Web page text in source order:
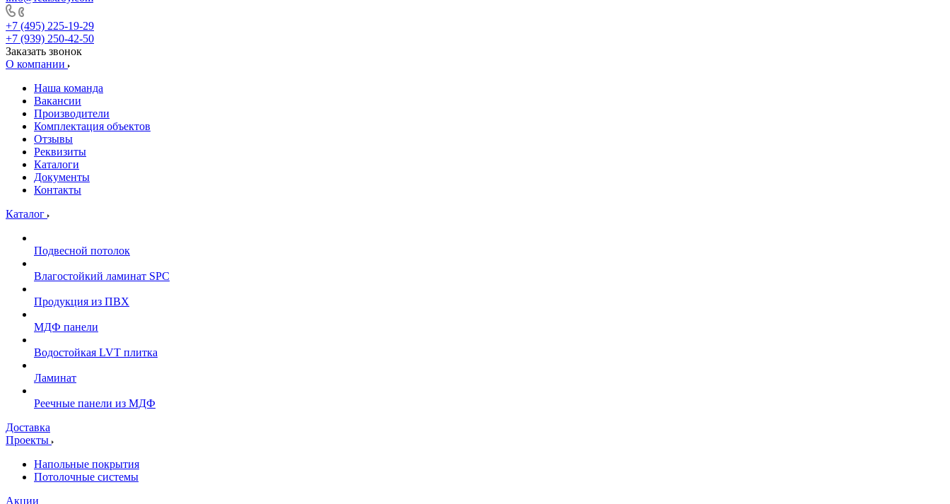
+7 (495) 225-19-29
+7 (939) 250-42-50
Заказать звонок
О компании
Наша команда
Вакансии
Производители
Комплектация объектов
Отзывы
Реквизиты
Каталоги
Документы
Контакты
Каталог
Подвесной потолок
Влагостойкий ламинат SPC
Продукция из ПВХ
МДФ панели
Водостойкая LVT плитка
Ламинат
Реечные панели из МДФ
Доставка
Проекты
Напольные покрытия
Потолочные системы
Акции